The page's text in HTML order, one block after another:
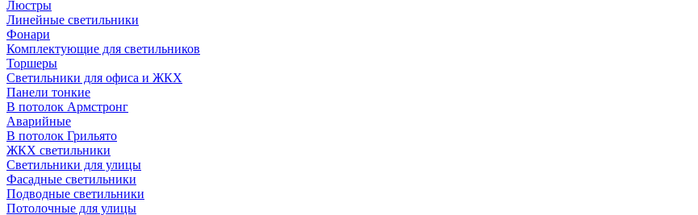
Люстры
Линейные светильники
Фонари
Комплектующие для светильников
Торшеры
Светильники для офиса и ЖКХ
Панели тонкие
В потолок Армстронг
Аварийные
В потолок Грильято
ЖКХ светильники
Светильники для улицы
Фасадные светильники
Подводные светильники
Потолочные для улицы